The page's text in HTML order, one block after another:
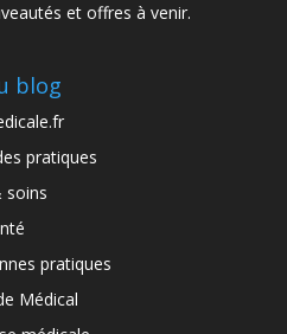
et offres à venir.
blog
pratiques
soins
pratiques
Médical